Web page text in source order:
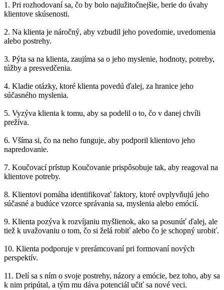
1. Pri rozhodovaní sa, čo by bolo najužitočnejšie, berie do úvahy
klientove skúsenosti.
2. Na klienta je náročný, aby vzbudil jeho povedomie, uvedomenia
alebo postrehy.
3. Pýta sa na klienta, zaujíma sa o jeho myslenie, hodnoty, potreby,
túžby a presvedčenia.
4. Kladie otázky, ktoré klienta povedú ďalej, za hranice jeho
súčasného myslenia.
5. Vyzýva klienta k tomu, aby sa podelil o to, čo v danej chvíli
prežíva.
6. Všíma si, čo na neho funguje, aby podporil klientovo jeho
napredovanie.
7. Koučovací prístup Koučovanie prispôsobuje tak, aby reagoval na
klientove potreby.
8. Klientovi pomáha identifikovať faktory, ktoré ovplyvňujú jeho
súčasné a budúce vzorce správania sa, myslenia alebo emócií.
9. Klienta pozýva k rozvíjaniu myšlienok, ako sa posunúť ďalej, ale
tiež k uvažovaniu o tom, čo si želá robiť alebo čo je schopný urobiť.
10. Klienta podporuje v prerámcovaní pri formovaní nových
perspektív.
11. Delí sa s ním o svoje postrehy, názory a emócie, bez toho, aby sa
k nim pripútal, a tým mu dáva potenciál učiť sa nové veci.